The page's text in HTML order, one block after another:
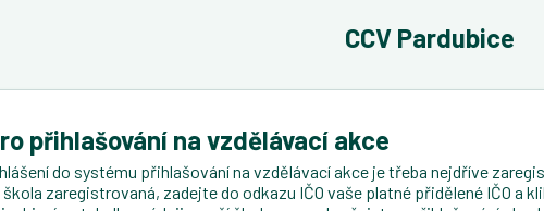
CCV Pardubice
přihlašování na vzdělávací akce
do systému přihlašování na vzdělávací akce je třeba nejdříve
škola zaregistrovaná, zadejte do odkazu IČO vaše platné přidělené IČO a